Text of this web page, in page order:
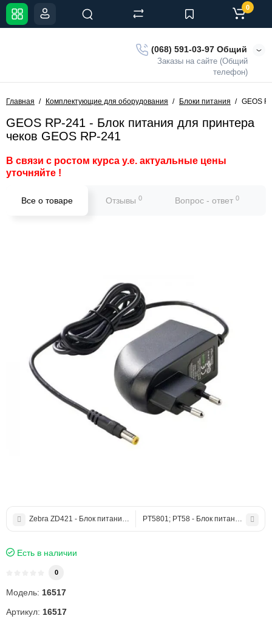
(068) 591-03-97 Общий
Заказы на сайте (Общий
телефон)
0
Главная Комплектующие для оборудования Блоки питания GEOS
GEOS RP-241 - Блок питания для принтера
чеков GEOS RP-241
В связи с ростом курса у.е. актуальные цены
уточняйте !
Все о товаре Отзывы 0 Вопрос - ответ 0
Zebra ZD421 - Блок питания для принтера этикеток
PT5801; PT58 - Блок питания для
Есть в наличии
0
Модель: 16517
Артикул: 16517